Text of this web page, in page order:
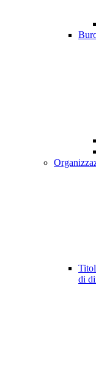
di